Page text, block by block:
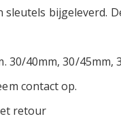
bijgeleverd.
40mm, 30/45mm,
contact op.
retour